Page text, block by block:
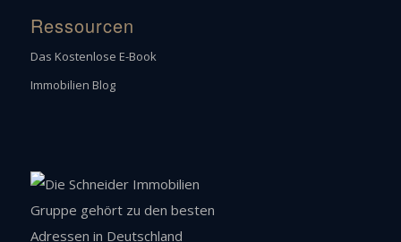
Ressourcen
Das Kostenlose E-Book
Immobilien Blog